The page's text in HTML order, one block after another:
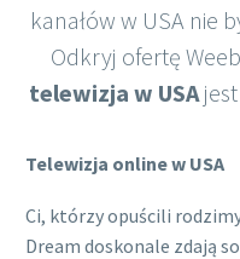
kanałów w USA nie
Odkryj ofertę
telewizja w USA
Telewizja online w USA
Ci, którzy opuścili
Dream doskonale zdają